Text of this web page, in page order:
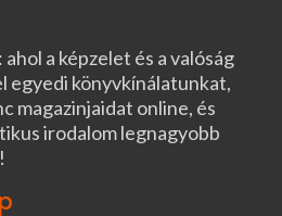
a képzelet és a valóság
egyedi könyvkínálatunkat,
magazinjaidat online, és
irodalom legnagyobb